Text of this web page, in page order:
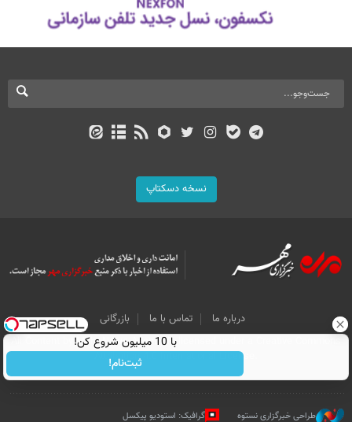
نسخه دسکتاپ
درباره ما تماس با ما
بازرگانی
All Content by Mehr News Agency is licensed under a Creative Commons
Attribution 4.0 International License.
طراحی خبرگزاری نستوه گرافیک: استودیو پیکسل
با 10 میلیون شروع کن!
ثبت‌نام!